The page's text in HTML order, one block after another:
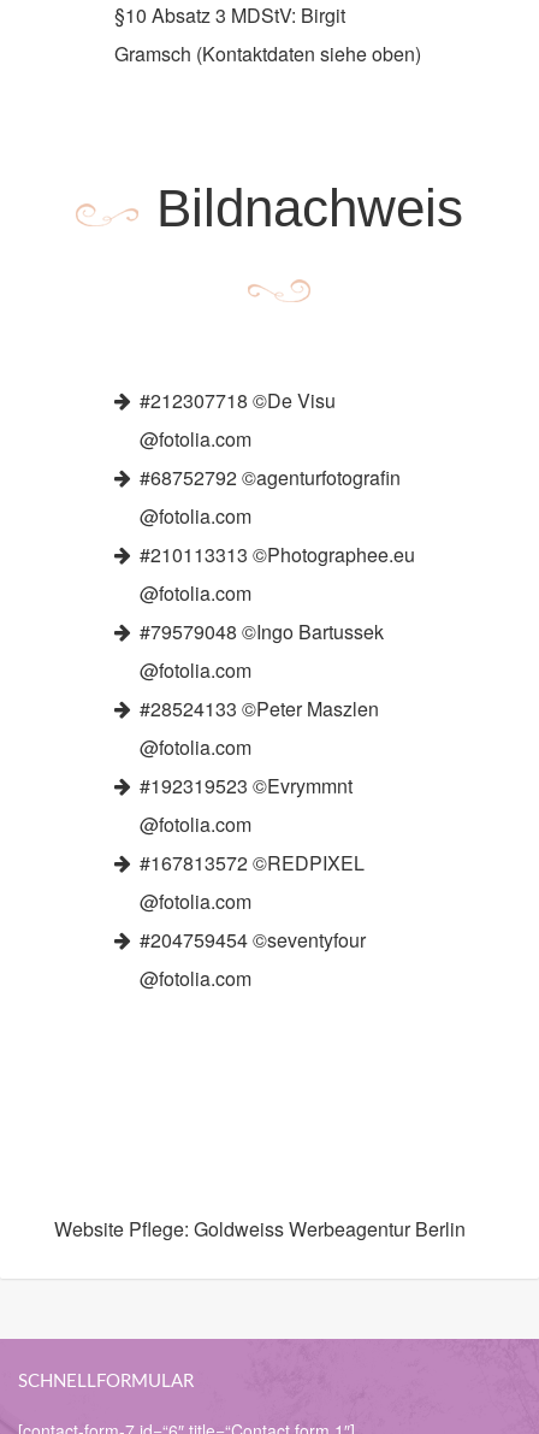
§10 Absatz 3 MDStV: Birgit
Gramsch (Kontaktdaten siehe oben)
Bildnachweis
#212307718 ©De Visu
@fotolia.com
#68752792 ©agenturfotografin
@fotolia.com
#210113313 ©Photographee.eu
@fotolia.com
#79579048 ©Ingo Bartussek
@fotolia.com
#28524133 ©Peter Maszlen
@fotolia.com
#192319523 ©Evrymmnt
@fotolia.com
#167813572 ©REDPIXEL
@fotolia.com
#204759454 ©seventyfour
@fotolia.com
Website Pflege: Goldweiss Werbeagentur Berlin
SCHNELLFORMULAR